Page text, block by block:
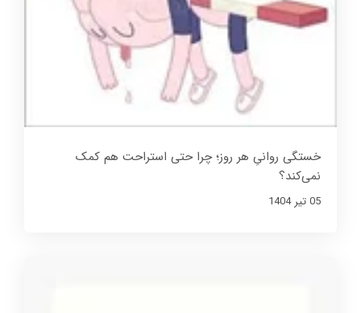
خستگی روانیِ هر روز؛ چرا حتی استراحت هم کمک
نمی‌کند؟
05 تير 1404